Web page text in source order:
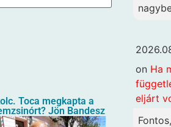
Toca megkapta a
Jön Bandesz
on Ha
eljárt